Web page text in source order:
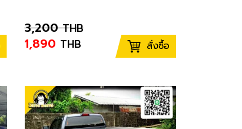
3,200 THB
1,890 THB สั่งซื้อ